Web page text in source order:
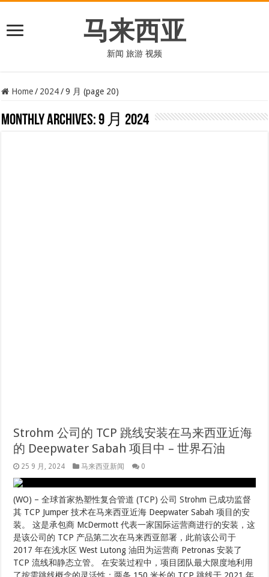
马来西亚
新闻 旅游 视频
Home / 2024 / 9 月 (page 20)
Monthly Archives:9 月 2024
Strohm 公司的 TCP 跳线安装在马来西亚近海
的 Deepwater Sabah 项目中 – 世界石油
25 9 月, 2024 马来西亚新闻 0
(WO) – 全球首家热塑性复合管道 (TCP) 公司 Strohm 已成功监督
其 TCP Jumper 技术在马来西亚近海 Deepwater Sabah 项目的安
装。 这是承包商 McDermott 代表一家国际运营商进行的安装，这
是该公司的 TCP 产品第二次在马来西亚部署，此前该公司于
2017 年在浅水区 West Lutong 油田为运营商 Petronas 安装了
TCP 流线和静态立管。 在安装过程中，项目团队最大限度地利用